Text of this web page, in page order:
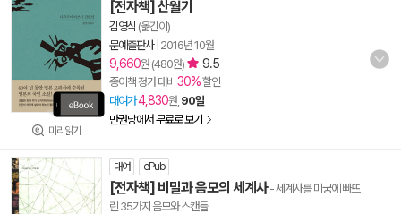
미리읽기
[전자책] 산월기
김영식 (옮긴이)
문예출판사| 2016년 10월
9,660원 (480원) 9.5
종이책 정가 대비 30%할인
대여가4,830원, 90일
만권당에서 무료로 보기
대여 ePub
[전자책] 비밀과 음모의 세계사- 세계사를 미궁에 빠뜨
린 35가지 음모와 스캔들